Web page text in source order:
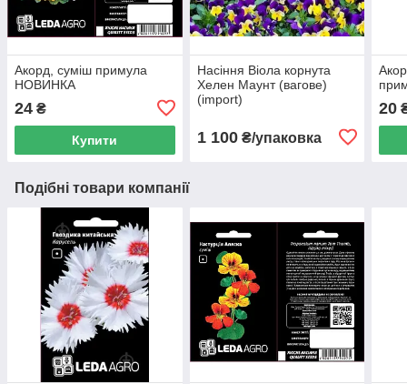
Акорд, суміш примула
НОВИНКА
24 ₴
Купити
Насіння Віола корнута
Хелен Маунт (вагове)
(import)
1 100₴/упаковка
20
Подібні товари компанії